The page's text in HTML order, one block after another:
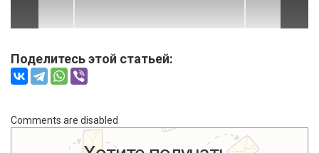
Поделитесь этой статьей:
Comments are disabled